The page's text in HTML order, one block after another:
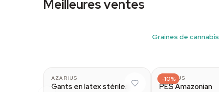
Meilleures ventes
Graines de cannabis
AZARIUS
Gants en latex stériles
-10%
AZARIUS
PES Amazonian